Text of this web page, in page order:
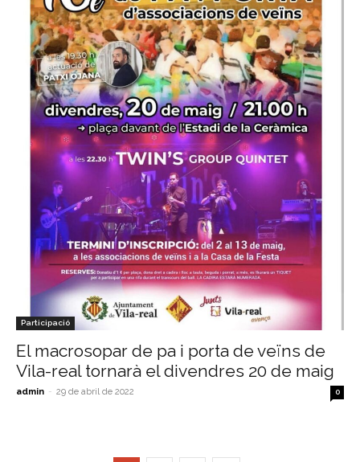
Participació
El macrosopar de pa i porta de veïns de
Vila-real tornarà el divendres 20 de maig
admin - 29 de abril de 2022 0